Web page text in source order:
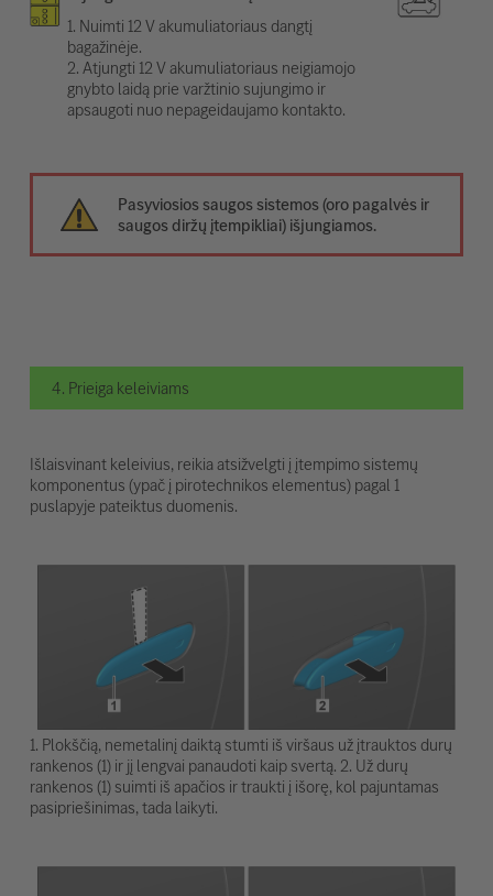
1. Nuimti 12 V akumuliatoriaus dangtį
bagažinėje.
2. Atjungti 12 V akumuliatoriaus neigiamojo
gnybto laidą prie varžtinio sujungimo ir
apsaugoti nuo nepageidaujamo kontakto.
Pasyviosios saugos sistemos (oro pagalvės ir
saugos diržų įtempikliai) išjungiamos.
4. Prieiga keleiviams
Išlaisvinant keleivius, reikia atsižvelgti į įtempimo sistemų
komponentus (ypač į pirotechnikos elementus) pagal 1
puslapyje pateiktus duomenis.
1. Plokščią, nemetalinį daiktą stumti iš viršaus už įtrauktos durų
rankenos (1) ir jį lengvai panaudoti kaip svertą. 2. Už durų
rankenos (1) suimti iš apačios ir traukti į išorę, kol pajuntamas
pasipriešinimas, tada laikyti.